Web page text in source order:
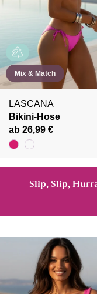
Mix & Match
LASCANA
Bikini-Hose
ab 26,99 €
Slip, Slip,